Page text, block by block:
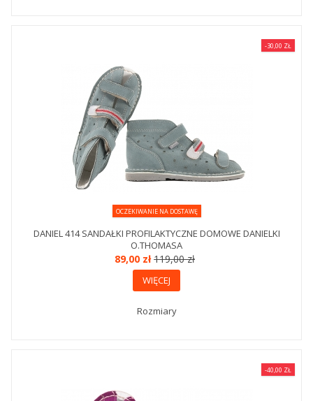
-30,00 ZŁ
OCZEKIWANIE NA DOSTAWĘ
DANIEL 414 SANDAŁKI PROFILAKTYCZNE DOMOWE DANIELKI
O.THOMASA
89,00 zł119,00 zł
WIĘCEJ
Rozmiary
-40,00 ZŁ